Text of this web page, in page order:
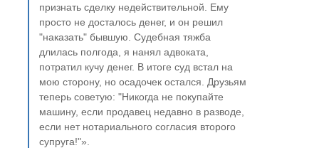
признать сделку недействительной. Ему
просто не досталось денег, и он решил
"наказать" бывшую. Судебная тяжба
длилась полгода, я нанял адвоката,
потратил кучу денег. В итоге суд встал на
мою сторону, но осадочек остался. Друзьям
теперь советую: "Никогда не покупайте
машину, если продавец недавно в разводе,
если нет нотариального согласия второго
супруга!"».